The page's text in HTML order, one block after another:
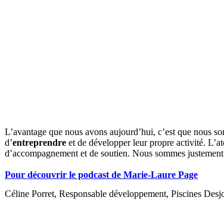
L’avantage que nous avons aujourd’hui, c’est que nous
d’entreprendre et de développer leur propre activité.
d’accompagnement et de soutien. Nous sommes
Pour découvrir le podcast de Marie-Laure Page
Céline Porret, Responsable développement, Piscines